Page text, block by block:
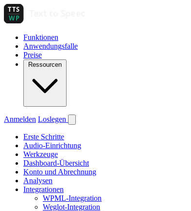
Funktionen
Anwendungsfalle
Preise
Ressourcen
Anmelden Loslegen
Erste Schritte
Audio-Einrichtung
Werkzeuge
Dashboard-Übersicht
Konto und Abrechnung
Analysen
Integrationen
WPML-Integration
Weglot-Integration